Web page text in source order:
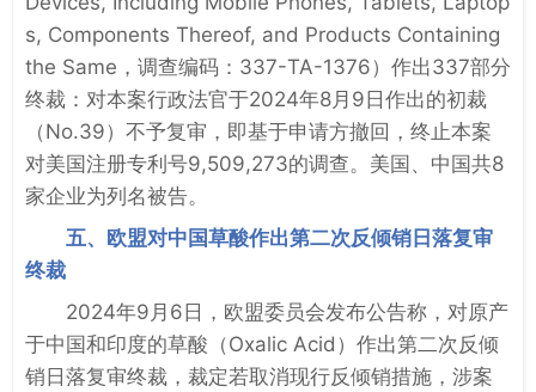
s, Components Thereof, and Products Containing
the Same，调查编码：337-TA-1376）作出337部分
终裁：对本案行政法官于2024年8月9日作出的初裁
（No.39）不予复审，即基于申请方撤回，终止本案
对美国注册专利号9,509,273的调查。美国、中国共8
家企业为列名被告。
五、欧盟对中国草酸作出第二次反倾销日落复审
终裁
2024年9月6日，欧盟委员会发布公告称，对原产
于中国和印度的草酸（Oxalic Acid）作出第二次反倾
销日落复审终裁，裁定若取消现行反倾销措施，涉案